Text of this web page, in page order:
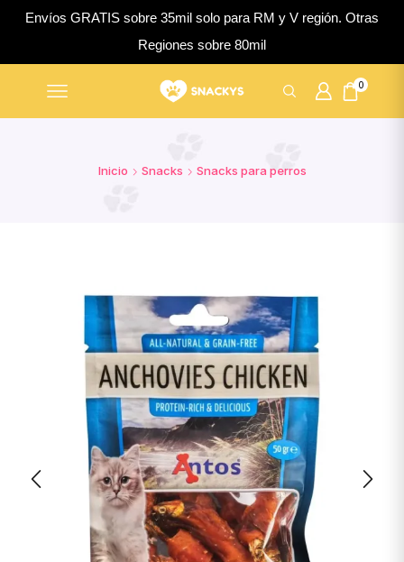
Envíos GRATIS sobre 35mil solo para RM y V región. Otras
Regiones sobre 80mil
0
Inicio Snacks Snacks para perros